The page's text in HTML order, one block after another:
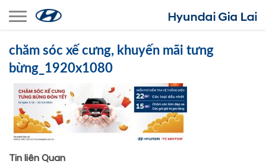
Toggle navigation
chăm sóc xế cưng, khuyến mãi tưng
bừng_1920x1080
Tin liên Quan